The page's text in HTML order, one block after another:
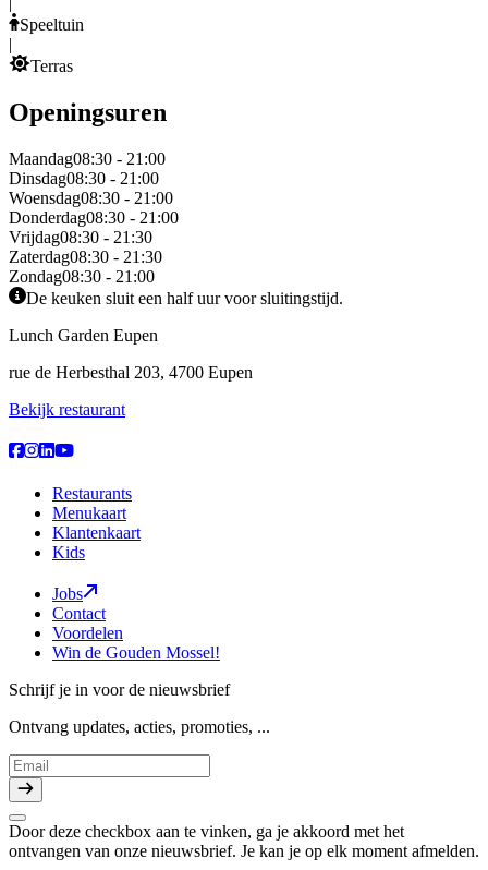
Speeltuin
|
Terras
Openingsuren
Maandag08:30 - 21:00
Dinsdag08:30 - 21:00
Woensdag08:30 - 21:00
Donderdag08:30 - 21:00
Vrijdag08:30 - 21:30
Zaterdag08:30 - 21:30
Zondag08:30 - 21:00
De keuken sluit een half uur voor sluitingstijd.
Lunch Garden Eupen
rue de Herbesthal 203, 4700 Eupen
Bekijk restaurant
Restaurants
Menukaart
Klantenkaart
Kids
Jobs
Contact
Voordelen
Win de Gouden Mossel!
Schrijf je in voor de nieuwsbrief
Ontvang updates, acties, promoties, ...
Door deze checkbox aan te vinken, ga je akkoord met het
ontvangen van onze nieuwsbrief. Je kan je op elk moment afmelden.